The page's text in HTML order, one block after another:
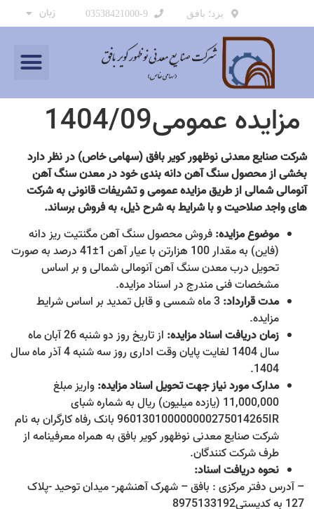
یزد؛ بافق 03538421000-9 زبان
مزایده عمومی1404/09
شرکت صنایع معدنی نوظهور کویر بافق (سهامی خاص) در نظر دارد
بخشی از محصول سنگ آهن دانه بندی خود در معدن سنگ آهن
آنومالی شمالی از طریق مزایده عمومی و تشریفات قانونی به شرکت
های واجد صلاحیت و با شرایط به شرح ذیل، به فروش برساند.
موضوع مزایده:فروش محصول سنگ آهن مگنتیت ریز دانه
(فاین) به مقدار 100 هزارتن با عیار آهن 1±41 درصد به صورت
تحویل درب معدن سنگ آهن آنومالی شمالی و بر اساس
مشخصات فنی مندرج در اسناد مزایده.
مدت قرارداد:
3 ماه شمسی و قابل تمدید بر اساس شرایط
مزایده.
زمان دریافت اسناد مزایده:
از تاریخ روز دو شنبه 26 آبان ماه
سال 1404 لغایت پایان وقت اداری روز سه شنبه 4 آذر ماه سال
1404.
مدارک مورد نیاز جهت تحویل اسناد مزایده:واریز مبلغ
11,000,000 (یازده میلیون) ریال به شماره شبای
960130100000000275014265IR بانک رفاه کارگران به نام
شرکت صنایع معدنی نوظهور کویر بافق به همراه معرفی­نامه از
طرف شرکت کنندگان.
نحوه دریافت اسناد:
– آدرس دفتر مرکزی : بافق – شهرک آهنشهر- میدان توحید -پلاک